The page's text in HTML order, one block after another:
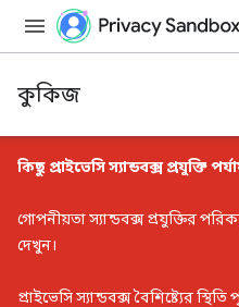
কুকিজ
কিছু প্রাইভেসি স্যান্ডবক্স প্রযুক্তি
গোপনীয়তা স্যান্ডবক্স প্রযুক্তির
দেখুন।
প্রাইভেসি স্যান্ডবক্স বৈশিষ্ট্যের স্থিতি